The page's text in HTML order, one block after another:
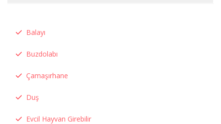
Balayı
Buzdolabı
Çamaşırhane
Duş
Evcil Hayvan Girebilir